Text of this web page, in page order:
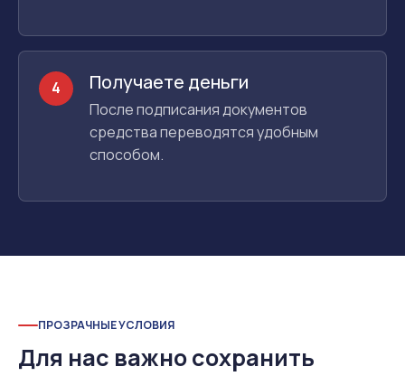
4 Получаете деньги
После подписания документов
средства переводятся удобным
способом.
ПРОЗРАЧНЫЕ УСЛОВИЯ
Для нас важно сохранить